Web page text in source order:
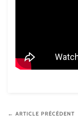
← ARTICLE PRÉCÉDENT